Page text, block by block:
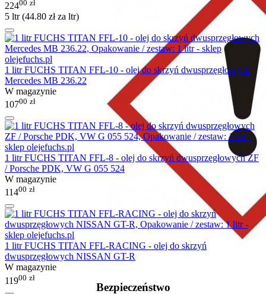
Bezpieczeństwo
22400 zł
5 ltr (44.80 złza ltr)
1 litr FUCHS TITAN FFL-10 - olej do skrzyń dwusprzęgłowych
Mercedes MB 236.22
W magazynie
10700 zł
1 litr FUCHS TITAN FFL-8 - olej do skrzyń dwusprzęgłowych ZF
/ Porsche PDK, VW G 055 524
W magazynie
11400 zł
1 litr FUCHS TITAN FFL-RACING - olej do skrzyń
dwusprzęgłowych NISSAN GT-R
W magazynie
11900 zł